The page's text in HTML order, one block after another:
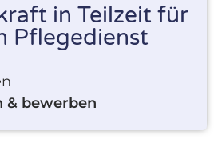
in Teilzeit für
Pflegedienst
& bewerben